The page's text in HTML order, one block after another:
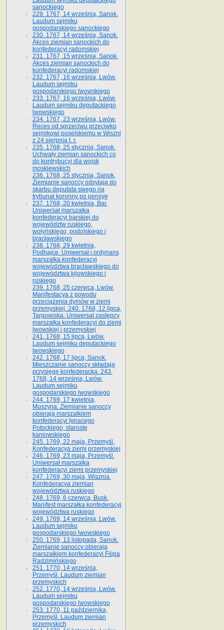
sanockiego
229. 1767, 14 września, Sanok.
Laudum sejmiku
gospodarskiego sanockiego
230. 1767, 14 września, Sanok.
Akces ziemian sanockich do
konfederacyi radomskiej
231. 1767, 15 września, Sanok.
Akces ziemian sanockich do
konfederacyi radomskiej
232. 1767, 16 września, Lwów.
Laudum sejmiku
gospodarskiego lwowskiego
233. 1767, 16 września, Lwów.
Laudum sejmiku deputackiego
lwowskiego
234. 1767, 23 września, Lwów.
Reces od sprzeciwu przeciwko
sejmikowi poselskiemu w Wiszni
z 24 sierpnia t. r.
235. 1768, 25 stycznia, Sanok.
Uchwały ziemian sanockich co
do kontrybucyi dla wojsk
moskiewskich
236. 1768, 25 stycznia, Sanok.
Ziemianie sanoccy odsyłają do
skarbu deputata swego na
trybunał koronny po pensyę
237. 1768, 20 kwietnia, Bar.
Uniwersał marszałka
konfederacyi barskiej do
województw ruskiego,
wołyńskiego, podolskiego i
bracławskiego
238. 1768, 29 kwietnia,
Podhajce. Uniwersał i ordynans
marszałka konfederacyi
województwa bracławskiego do
wo­jewództwa kijowskiego i
ruskiego
239. 1768, 25 czerwca, Lwów.
Manifestacya z powodu
przeciążenia dymów w ziemi
przemyskiej. 240. 1768, 12 lipca,
Targowiska. Uniwersał zastępcy
marszałka konfederacyi do ziemi
lwowskiej i przemyskiej
241. 1768, 15 lipca, Lwów.
Laudum sejmiku deputackiego
lwowskiego
242. 1768, 17 lipca, Sanok.
Mieszczanie sanoccy składają
przysięgę konfederacką. 243.
1768, 14 września, Lwów.
Laudum sejmiku
gospodarskiego lwowskiego
244. 1769, 17 kwietnia,
Muszyna. Ziemianie sanoccy
obierają marszałkiem
konfederacyi Ignacego
Potockiego, starostę
kaniowskiego
245. 1769, 22 maja, Przemyśl.
Konfederacya ziemi przemyskiej
246. 1769, 23 maja, Przemyśl.
Uniwersał marszałka
konfederacyi ziemi przemyskiej
247. 1769, 30 maja, Wisznia.
Konfederacya ziemian
województwa ruskiego
248. 1769, 6 czerwca, Busk.
Manifest marszałka konfederacyi
województwa ruskiego
249. 1769, 14 września, Lwów.
Laudum sejmiku
gospodarskiego lwowskiego
250. 1769, 13 listopada, Sanok.
Ziemianie sanoccy obierają
marszałkiem konfederacyi Filipa
Radzimińskiego
251. 1770, 14 września,
Przemyśl. Laudum ziemian
przemyskich
252. 1770, 14 września, Lwów.
Laudum sejmiku
gospodarskiego lwowskiego
253. 1770, 11 października,
Przemyśl. Laudum ziemian
przemyskich